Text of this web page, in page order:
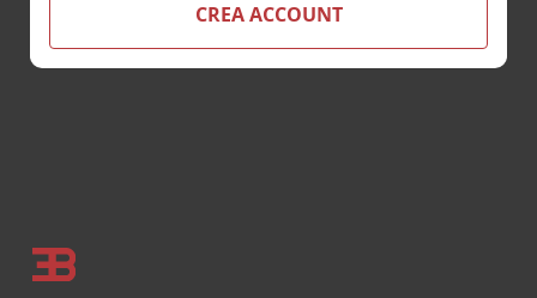
CREA ACCOUNT